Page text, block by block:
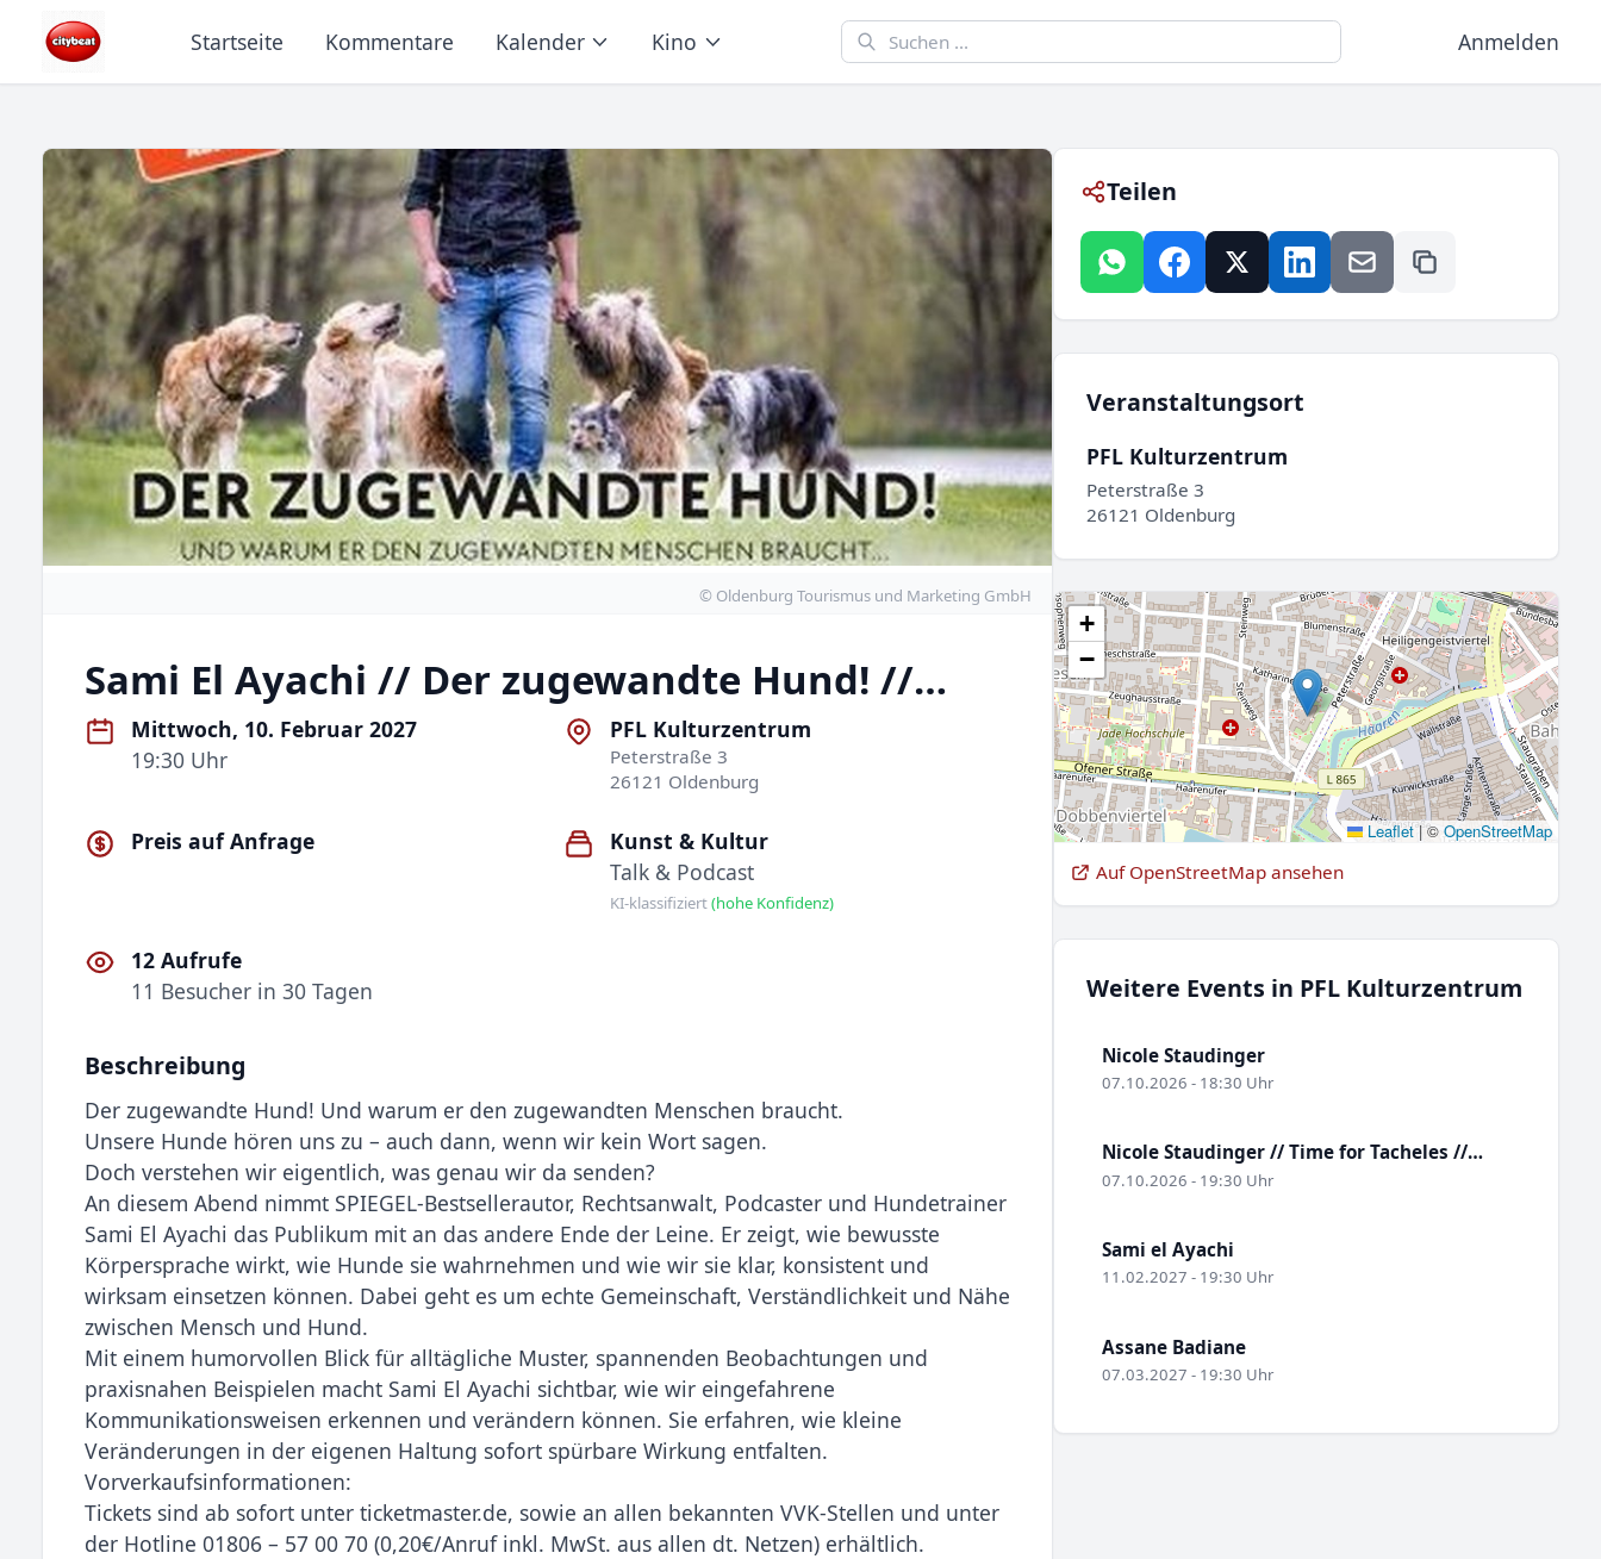
Startseite Kommentare Kalender Kino Anmelden
© Oldenburg Tourismus und Marketing GmbH
Sami El Ayachi // Der zugewandte Hund! //…
Mittwoch, 10. Februar 2027
19:30 Uhr
PFL Kulturzentrum
Peterstraße 3
26121 Oldenburg
Preis auf Anfrage
Kunst & Kultur
Talk & Podcast
KI-klassifiziert(hohe Konfidenz)
12 Aufrufe
11 Besucher in 30 Tagen
Beschreibung
Der zugewandte Hund! Und warum er den zugewandten Menschen braucht.
Unsere Hunde hören uns zu – auch dann, wenn wir kein Wort sagen.
Doch verstehen wir eigentlich, was genau wir da senden?
An diesem Abend nimmt SPIEGEL-Bestsellerautor, Rechtsanwalt, Podcaster und Hundetrainer
Sami El Ayachi das Publikum mit an das andere Ende der Leine. Er zeigt, wie bewusste
Körpersprache wirkt, wie Hunde sie wahrnehmen und wie wir sie klar, konsistent und
wirksam einsetzen können. Dabei geht es um echte Gemeinschaft, Verständlichkeit und Nähe
zwischen Mensch und Hund.
Mit einem humorvollen Blick für alltägliche Muster, spannenden Beobachtungen und
praxisnahen Beispielen macht Sami El Ayachi sichtbar, wie wir eingefahrene
Kommunikationsweisen erkennen und verändern können. Sie erfahren, wie kleine
Veränderungen in der eigenen Haltung sofort spürbare Wirkung entfalten.
Vorverkaufsinformationen:
Tickets sind ab sofort unter ticketmaster.de, sowie an allen bekannten VVK-Stellen und unter
der Hotline 01806 – 57 00 70 (0,20€/Anruf inkl. MwSt. aus allen dt. Netzen) erhältlich.
Teilen
Veranstaltungsort
PFL Kulturzentrum
Peterstraße 3
26121 Oldenburg
+
−
Leaflet |© OpenStreetMap
Auf OpenStreetMap ansehen
Weitere Events in PFL Kulturzentrum
Nicole Staudinger
07.10.2026 - 18:30 Uhr
Nicole Staudinger // Time for Tacheles //…
07.10.2026 - 19:30 Uhr
Sami el Ayachi
11.02.2027 - 19:30 Uhr
Assane Badiane
07.03.2027 - 19:30 Uhr